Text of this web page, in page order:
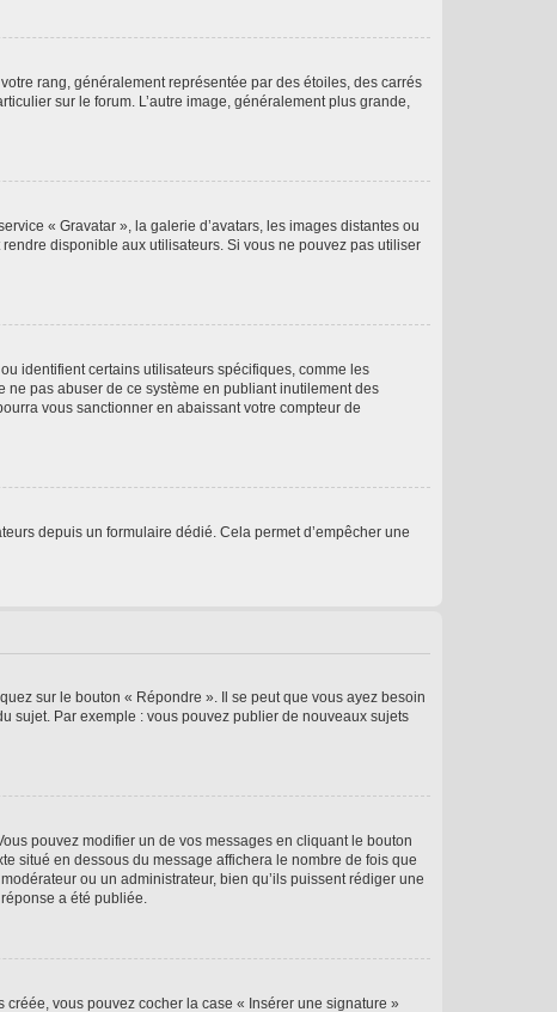
rang, généralement représentée par des étoiles, des carrés
sur le forum. L’autre image, généralement plus grande,
« Gravatar », la galerie d’avatars, les images distantes ou
disponible aux utilisateurs. Si vous ne pouvez pas utiliser
identifient certains utilisateurs spécifiques, comme les
ne pas abuser de ce système en publiant inutilement des
vous sanctionner en abaissant votre compteur de
depuis un formulaire dédié. Cela permet d’empêcher une
sur le bouton « Répondre ». Il se peut que vous ayez besoin
sujet. Par exemple : vous pouvez publier de nouveaux sujets
pouvez modifier un de vos messages en cliquant le bouton
situé en dessous du message affichera le nombre de fois que
ou un administrateur, bien qu’ils puissent rédiger une
a été publiée.
vous pouvez cocher la case « Insérer une signature »